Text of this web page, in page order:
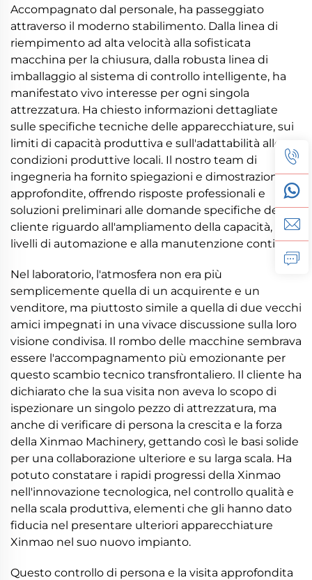
Accompagnato dal personale, ha passeggiato
attraverso il moderno stabilimento. Dalla linea di
riempimento ad alta velocità alla sofisticata
macchina per la chiusura, dalla robusta linea di
imballaggio al sistema di controllo intelligente, ha
manifestato vivo interesse per ogni singola
attrezzatura. Ha chiesto informazioni dettagliate
sulle specifiche tecniche delle apparecchiature, sui
limiti di capacità produttiva e sull'adattabilità alle
condizioni produttive locali. Il nostro team di
ingegneria ha fornito spiegazioni e dimostrazioni
approfondite, offrendo risposte professionali e
soluzioni preliminari alle domande specifiche del
cliente riguardo all'ampliamento della capacità, ai
livelli di automazione e alla manutenzione continua.
Nel laboratorio, l'atmosfera non era più
semplicemente quella di un acquirente e un
venditore, ma piuttosto simile a quella di due vecchi
amici impegnati in una vivace discussione sulla loro
visione condivisa. Il rombo delle macchine sembrava
essere l'accompagnamento più emozionante per
questo scambio tecnico transfrontaliero. Il cliente ha
dichiarato che la sua visita non aveva lo scopo di
ispezionare un singolo pezzo di attrezzatura, ma
anche di verificare di persona la crescita e la forza
della Xinmao Machinery, gettando così le basi solide
per una collaborazione ulteriore e su larga scala. Ha
potuto constatare i rapidi progressi della Xinmao
nell'innovazione tecnologica, nel controllo qualità e
nella scala produttiva, elementi che gli hanno dato
fiducia nel presentare ulteriori apparecchiature
Xinmao nel suo nuovo impianto.
Questo controllo di persona e la visita approfondita